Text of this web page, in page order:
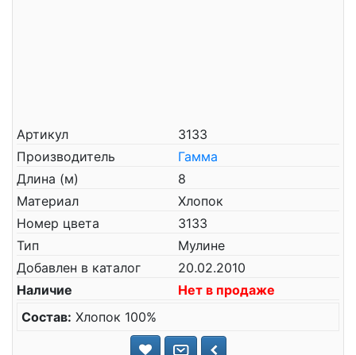
Артикул
3133
Производитель
Гамма
Длина (м)
8
Материал
Хлопок
Номер цвета
3133
Тип
Мулине
Добавлен в каталог
20.02.2010
Наличие
Нет в продаже
Состав: Хлопок 100%